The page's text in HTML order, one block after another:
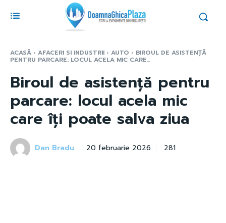
ACASĂ AFACERI SI INDUSTRII AUTO BIROUL DE ASISTENȚĂ
PENTRU PARCARE: LOCUL ACELA MIC CARE...
Biroul de asistență pentru
parcare: locul acela mic
care îți poate salva ziua
Dan Bradu 20 februarie 2026 281